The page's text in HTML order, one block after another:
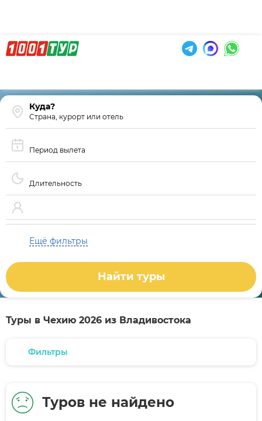
Страна, курорт или отель
Период вылета
Длительность
Ещё фильтры
Найти туры
Туры в Чехию 2026 из Владивостока
Фильтры
Туров не найдено